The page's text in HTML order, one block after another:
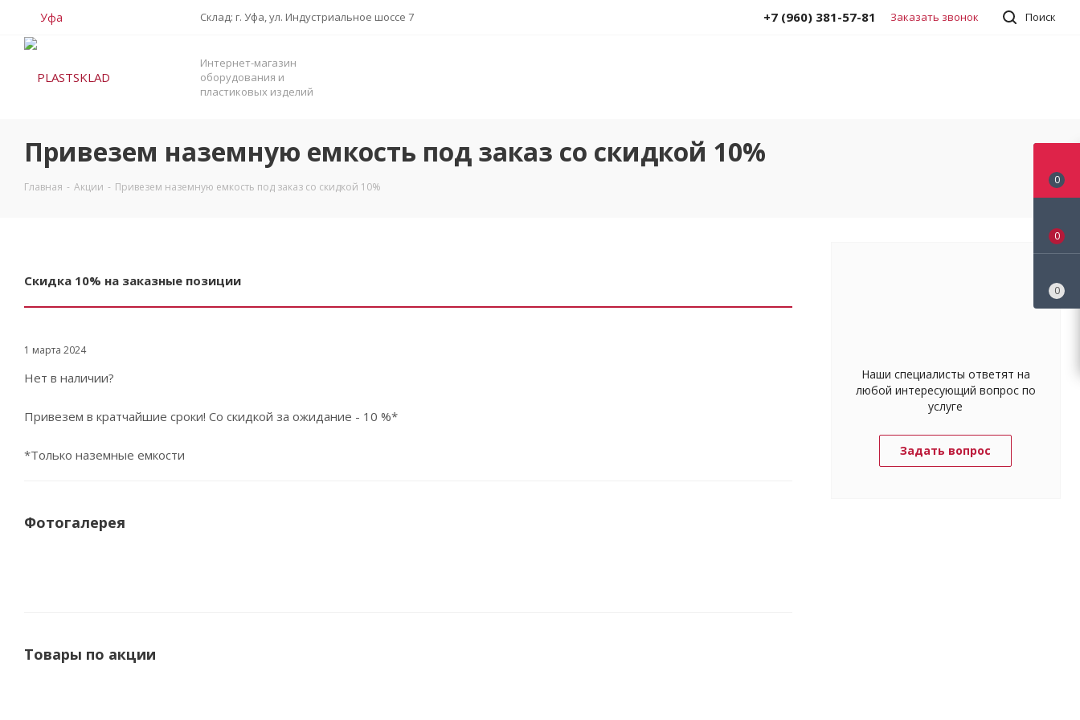
Уфа Склад: г. Уфа, ул. Индустриальное шоссе 7 Поиск
+7 (960) 381-57-81 Заказать звонок
Интернет-магазин
оборудования и
пластиковых изделий
Привезем наземную емкость под заказ со скидкой 10%
Главная - Акции - Привезем наземную емкость под заказ со скидкой 10%
Скидка 10% на заказные позиции
1 марта 2024
Нет в наличии?
Привезем в кратчайшие сроки! Со скидкой за ожидание - 10 %*
*Только наземные емкости
Фотогалерея
Наши специалисты ответят на
любой интересующий вопрос по
услуге
Задать вопрос
Товары по акции
0
0
0